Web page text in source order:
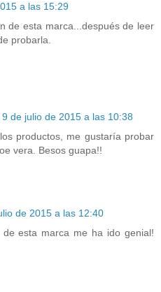
a las 15:29
de esta marca...después de leer
probarla.
9 de julio de 2015 a las 10:38
productos, me gustaría probar
vera. Besos guapa!!
de 2015 a las 12:40
esta marca me ha ido genial!